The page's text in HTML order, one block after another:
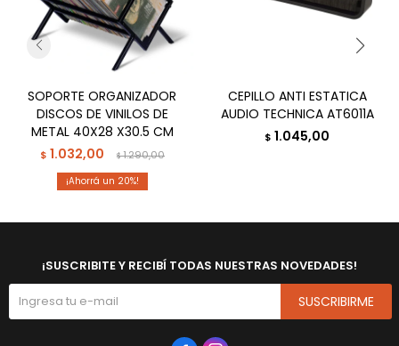
SOPORTE ORGANIZADOR
DISCOS DE VINILOS DE
METAL 40X28 X30.5 CM
$ 1.032,00 $1.290,00
20
CEPILLO ANTI ESTATICA
AUDIO TECHNICA AT6011A
$ 1.045,00
¡SUSCRIBITE Y RECIBÍ TODAS NUESTRAS NOVEDADES!
SUSCRIBIRME